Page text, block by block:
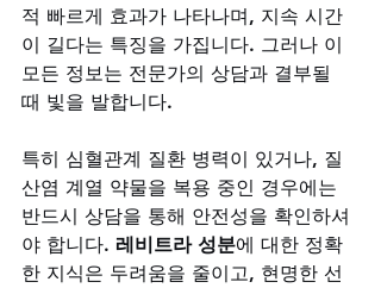
적 빠르게 효과가 나타나며, 지속 시간
이 길다는 특징을 가집니다. 그러나 이
모든 정보는 전문가의 상담과 결부될
때 빛을 발합니다.
특히 심혈관계 질환 병력이 있거나, 질
산염 계열 약물을 복용 중인 경우에는
반드시 상담을 통해 안전성을 확인하셔
야 합니다. 레비트라 성분에 대한 정확
한 지식은 두려움을 줄이고, 현명한 선